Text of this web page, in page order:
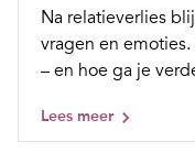
Na relatieverlies
vragen en
– en hoe ga je
Lees meer